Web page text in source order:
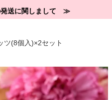
発送に関しまして ≫
ツ(8個入)×2セット